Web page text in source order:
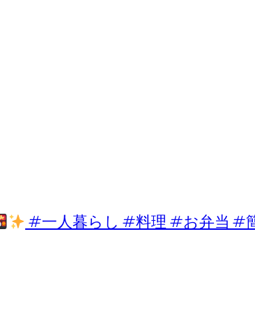
#一人暮らし #料理 #お弁当 #